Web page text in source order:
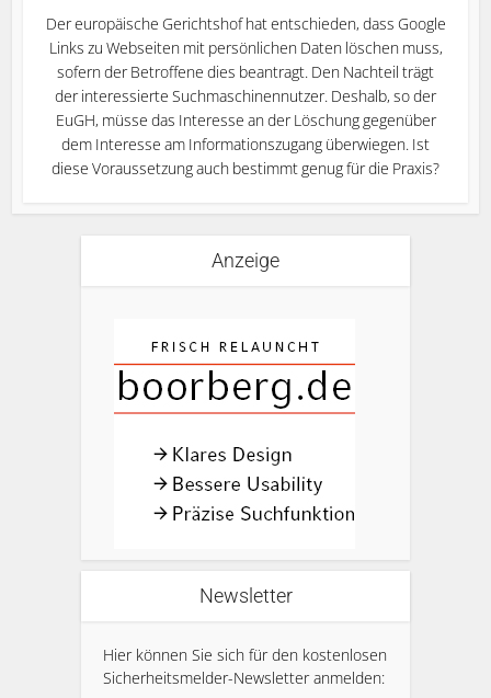
Der europäische Gerichtshof hat entschieden, dass Google
Links zu Webseiten mit persönlichen Daten löschen muss,
sofern der Betroffene dies beantragt. Den Nachteil trägt
der interessierte Suchmaschinennutzer. Deshalb, so der
EuGH, müsse das Interesse an der Löschung gegenüber
dem Interesse am Informationszugang überwiegen. Ist
diese Voraussetzung auch bestimmt genug für die Praxis?
Anzeige
Newsletter
Hier können Sie sich für den kostenlosen
Sicherheitsmelder-Newsletter anmelden: